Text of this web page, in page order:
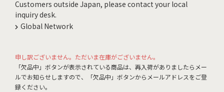
Customers outside Japan, please contact your local
inquiry desk.
Global Network
申し訳ございません。ただいま在庫がございません。
「欠品中」ボタンが表示されている商品は、再入荷がありましたらメー
ルでお知らせしますので、「欠品中」ボタンからメールアドレスをご登
録ください。